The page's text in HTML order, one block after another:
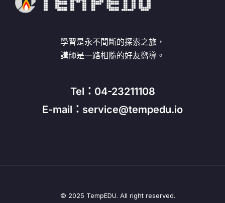
學習是永不間斷的探索之旅，
講師是一路相隨的好友嚮導。
Tel：04-23211108
E-mail：service@tempedu.io
© 2025 TempEDU. All right reserved.